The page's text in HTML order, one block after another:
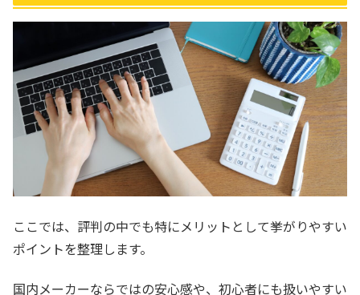
ここでは、評判の中でも特にメリットとして挙がりやすい
ポイントを整理します。
国内メーカーならではの安心感や、初心者にも扱いやすい